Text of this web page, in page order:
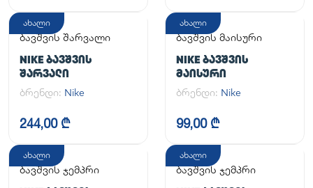
ახალი
ბავშვის შარვალი
NIKE ᲑᲐᲕᲨᲕᲘᲡ
ᲨᲐᲠᲕᲐᲚᲘ
ბრენდი: Nike
244,00 ₾
ახალი
ბავშვის მაისური
NIKE ᲑᲐᲕᲨᲕᲘᲡ
ᲛᲐᲘᲡᲣᲠᲘ
ბრენდი: Nike
99,00 ₾
ახალი
ბავშვის ჯემპრი
ახალი
ბავშვის ჯემპრი